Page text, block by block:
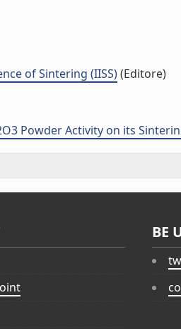
of Sintering (IISS)(Editore)
Powder Activity on its
BE